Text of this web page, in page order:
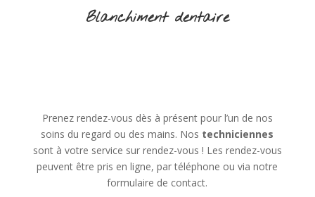
Blanchiment dentaire
Prenez rendez-vous dès à présent pour l’un de nos
soins du regard ou des mains. Nos techniciennes
sont à votre service sur rendez-vous ! Les rendez-vous
peuvent être pris en ligne, par téléphone ou via notre
formulaire de contact.